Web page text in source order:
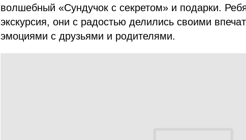
волшебный «Сундучок с секретом» и подарки.
экскурсия, они с радостью делились своими
эмоциями с друзьями и родителями.